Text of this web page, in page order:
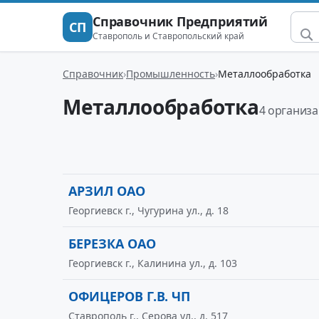
СП Справочник Предприятий
Ставрополь и Ставропольский край
Справочник Промышленность Металлообработка
Металлообработка4
АРЗИЛ ОАО
Георгиевск г., Чугурина ул., д. 18
БЕРЕЗКА ОАО
Георгиевск г., Калинина ул., д. 103
ОФИЦЕРОВ Г.В. ЧП
Ставрополь г., Серова ул., д. 517